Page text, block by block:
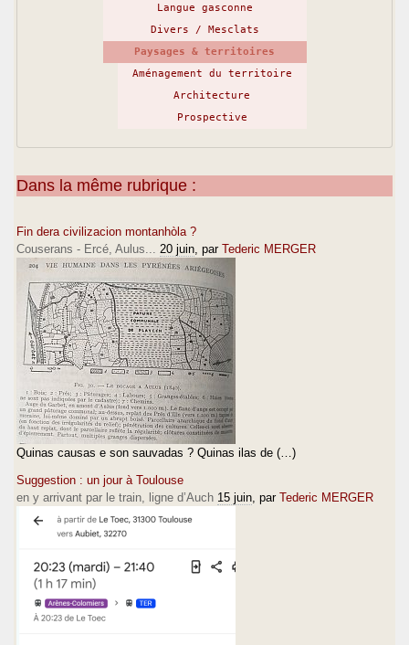
Langue gasconne
Divers / Mesclats
Paysages & territoires
Aménagement du territoire
Architecture
Prospective
Dans la même rubrique :
Fin dera civilizacion montanhòla ?
Couserans - Ercé, Aulus...
20 juin , par Tederic MERGER
Quinas causas e son sauvadas ? Quinas ilas de (…)
Suggestion : un jour à Toulouse
en y arrivant par le train, ligne d’Auch 15 juin , par Tederic MERGER